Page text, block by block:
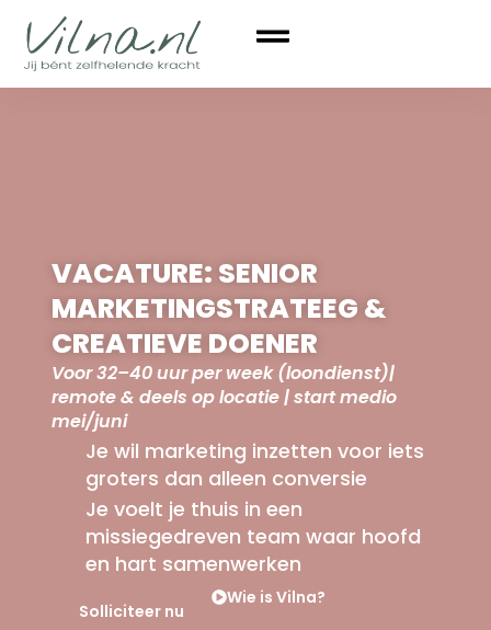
VACATURE: SENIOR
MARKETINGSTRATEEG &
CREATIEVE DOENER
Voor 32–40 uur per week (loondienst)|
remote & deels op locatie | start medio
mei/juni
Je wil marketing inzetten voor iets
groters dan alleen conversie
Je voelt je thuis in een
missiegedreven team waar hoofd
en hart samenwerken
Solliciteer nu
Wie is Vilna?